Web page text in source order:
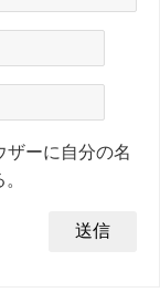
ザーに自分の名